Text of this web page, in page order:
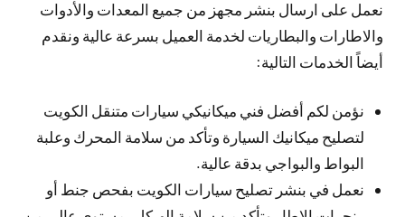
نعمل على ارسال بنشر مجهز من جميع المعدات والأدوات
والاطارات والبطاريات لخدمة العميل بسرعة عالية ونقدم
أيضاً الخدمات التالية:
نؤمن لكم أفضل فني ميكانيكي سيارات متنقل الكويت
لتصليح ميكانيك السيارة وتأكد من سلامة المحرك وعلبة
البواط والبواجي بدقة عالية.
نعمل في بنشر تصليح سيارات الكويت بفحص جنط أو